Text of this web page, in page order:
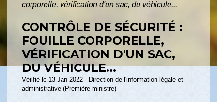
corporelle, vérification d'un sac, du véhicule...
CONTRÔLE DE SÉCURITÉ :
FOUILLE CORPORELLE,
VÉRIFICATION D'UN SAC,
DU VÉHICULE...
Vérifié le 13 Jan 2022 - Direction de l'information légale et
administrative (Première ministre)